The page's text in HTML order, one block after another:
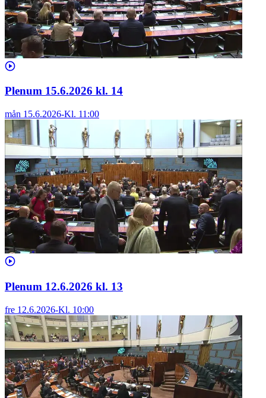
Plenum 15.6.2026 kl. 14
mån 15.6.2026-Kl. 11:00
Plenum 12.6.2026 kl. 13
fre 12.6.2026-Kl. 10:00